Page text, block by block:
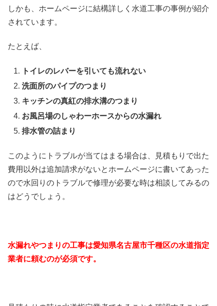
しかも、ホームページに結構詳しく水道工事の事例が紹介
されています。
たとえば、
トイレのレバーを引いても流れない
洗面所のパイプのつまり
キッチンの真紅の排水溝のつまり
お風呂場のしゃわーホースからの水漏れ
排水管の詰まり
このようにトラブルが当てはまる場合は、見積もりで出た
費用以外は追加請求がないとホームページに書いてあった
ので水回りのトラブルで修理が必要な時は相談してみるの
はどうでしょう。
水漏れやつまりの工事は愛知県名古屋市千種区の水道指定
業者に頼むのが必須です。